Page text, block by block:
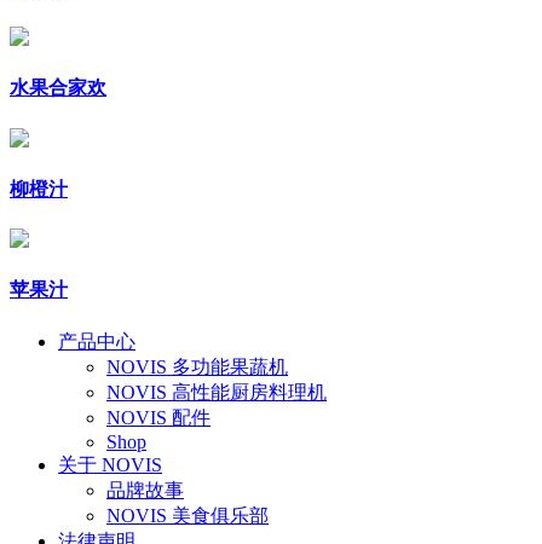
水果合家欢
柳橙汁
苹果汁
产品中心
NOVIS 多功能果蔬机
NOVIS 高性能厨房料理机
NOVIS 配件
Shop
关于 NOVIS
品牌故事
NOVIS 美食俱乐部